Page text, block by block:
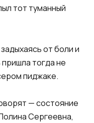
тот туманный
от боли и
тогда не
пиджаке.
— состояние
Сергеевна,